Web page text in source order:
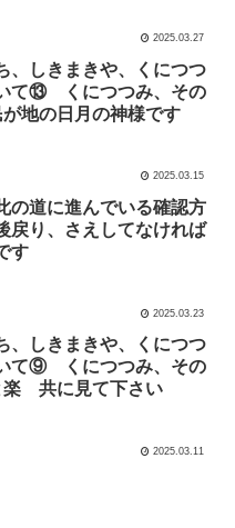
2025.03.27
、しきまきや、くにつつ
て⑬ くにつつみ、その
地の日月の神様です
2025.03.15
の道に進んでいる確認方
り、さえしてなければ
す
2025.03.23
、しきまきや、くにつつ
て⑨ くにつつみ、その
共に見て下さい
2025.03.11